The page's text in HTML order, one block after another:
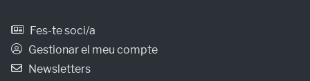
Fes-te soci/a
Gestionar el meu compte
Newsletters